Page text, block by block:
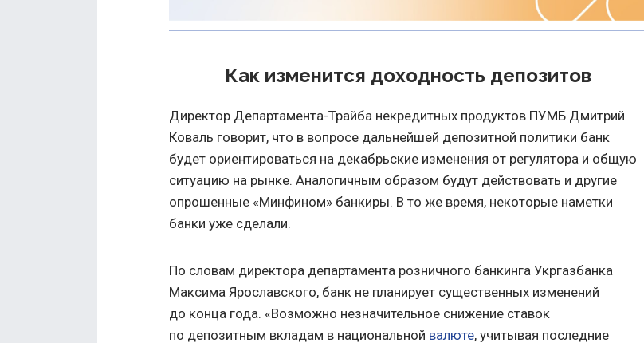
Как изменится доходность депозитов
Директор Департамента-Трайба некредитных продуктов ПУМБ Дмитрий
Коваль говорит, что в вопросе дальнейшей депозитной политики банк
будет ориентироваться на декабрьские изменения от регулятора и общую
ситуацию на рынке. Аналогичным образом будут действовать и другие
опрошенные «Минфином» банкиры. В то же время, некоторые наметки
банки уже сделали.
По словам директора департамента розничного банкинга Укргазбанка
Максима Ярославского, банк не планирует существенных изменений
до конца года. «Возможно незначительное снижение ставок
по депозитным вкладам в национальной валюте, учитывая последние